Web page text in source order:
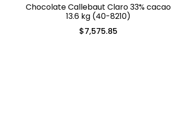
Chocolate Callebaut Claro 33% cacao
13.6 kg (40-8210)
$7,575.85